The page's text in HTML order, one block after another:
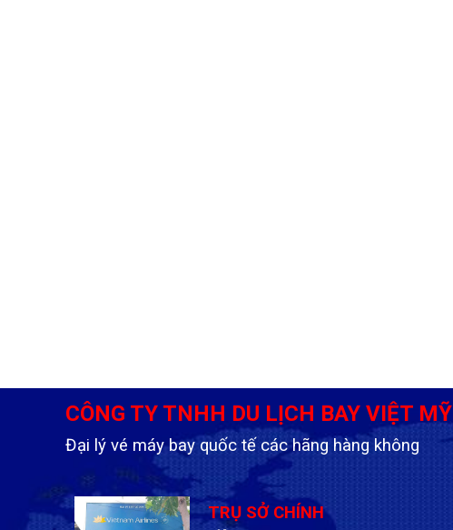
CÔNG TY TNHH DU LỊCH BAY VIỆT MỸ
Đại lý vé máy bay quốc tế các hãng hàng không
TRỤ SỞ CHÍNH